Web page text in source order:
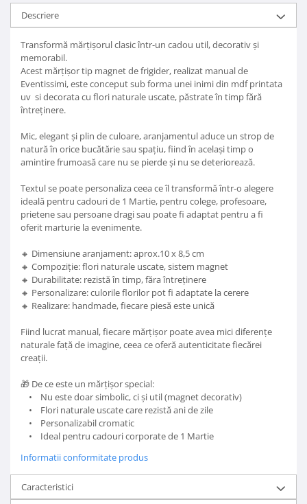
Descriere
Transformă mărțișorul clasic într-un cadou util, decorativ și
memorabil.
Acest mărțișor tip magnet de frigider, realizat manual de
Eventissimi, este conceput sub forma unei inimi din mdf printata
uv si decorata cu flori naturale uscate, păstrate în timp fără
întreținere.
Mic, elegant și plin de culoare, aranjamentul aduce un strop de
natură în orice bucătărie sau spațiu, fiind în același timp o
amintire frumoasă care nu se pierde și nu se deteriorează.
Textul se poate personaliza ceea ce îl transformă într-o alegere
ideală pentru cadouri de 1 Martie, pentru colege, profesoare,
prietene sau persoane dragi sau poate fi adaptat pentru a fi
oferit marturie la evenimente.
🔸 Dimensiune aranjament: aprox.10 x 8,5 cm
🔸 Compoziție: flori naturale uscate, sistem magnet
🔸 Durabilitate: rezistă în timp, făra întreținere
🔸 Personalizare: culorile florilor pot fi adaptate la cerere
🔸 Realizare: handmade, fiecare piesă este unică
Fiind lucrat manual, fiecare mărțișor poate avea mici diferențe
naturale față de imagine, ceea ce oferă autenticitate fiecărei
creații.
🎁 De ce este un mărțișor special:
• Nu este doar simbolic, ci și util (magnet decorativ)
• Flori naturale uscate care rezistă ani de zile
• Personalizabil cromatic
• Ideal pentru cadouri corporate de 1 Martie
Informatii conformitate produs
Caracteristici